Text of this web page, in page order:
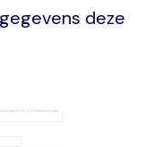
deze